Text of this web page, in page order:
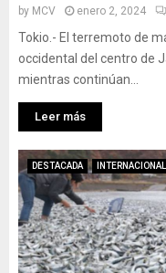
by MCV enero 2, 2024
Tokio.- El terremoto de
occidental del centro de
mientras continúan...
Leer más
DESTACADA INTERNACIONAL